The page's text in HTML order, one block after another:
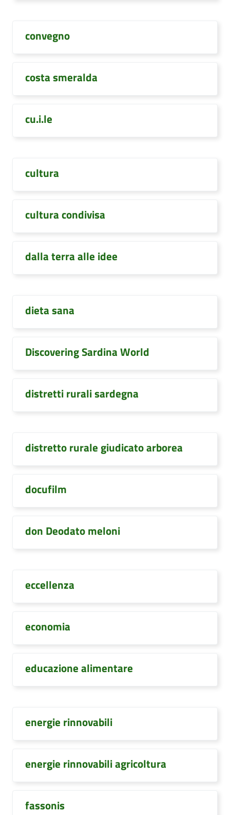
convegno
costa smeralda
cu.i.le
cultura
cultura condivisa
dalla terra alle idee
dieta sana
Discovering Sardina World
distretti rurali sardegna
distretto rurale giudicato arborea
docufilm
don Deodato meloni
eccellenza
economia
educazione alimentare
energie rinnovabili
energie rinnovabili agricoltura
fassonis